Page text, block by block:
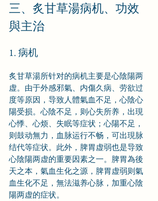
三、炙甘草湯病机、功效
與主治
1. 病机
炙甘草湯所针对的病机主要是心陰陽两
虚。由于外感邪氣、内傷久病、劳欲过
度等原因，导致人體氣血不足，心陰心
陽受损。心陰不足，则心失所养，出現
心悸、心烦、失眠等症状；心陽不足，
则鼓动無力，血脉运行不畅，可出現脉
结代等症状。此外，脾胃虚弱也是导致
心陰陽两虚的重要因素之一。脾胃為後
天之本，氣血生化之源，脾胃虚弱则氣
血生化不足，無法滋养心脉，加重心陰
陽两虚的症状。